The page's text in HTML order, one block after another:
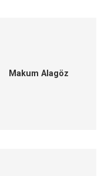
Makum Alagöz